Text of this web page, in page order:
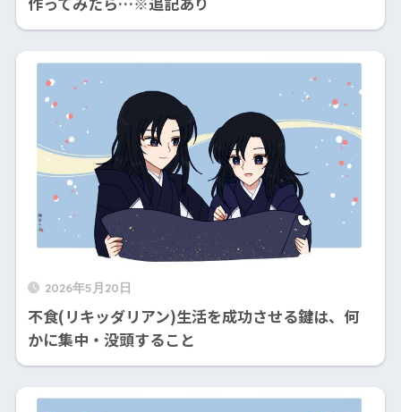
2026年5月20日
不食(リキッダリアン)生活を成功させる鍵は、何
かに集中・没頭すること